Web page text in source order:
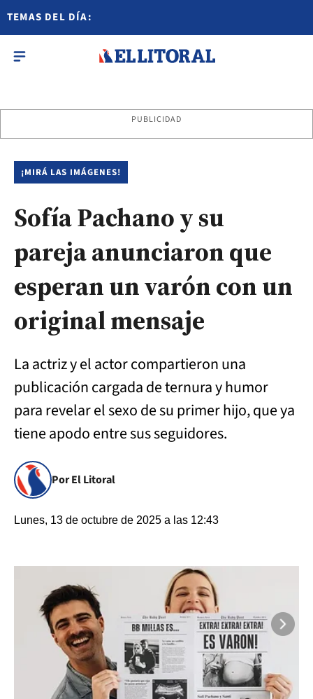
TEMAS DEL DÍA:
PUBLICIDAD
¡MIRÁ LAS IMÁGENES!
Sofía Pachano y su
pareja anunciaron que
esperan un varón con un
original mensaje
La actriz y el actor compartieron una
publicación cargada de ternura y humor
para revelar el sexo de su primer hijo, que ya
tiene apodo entre sus seguidores.
Por El Litoral
Lunes, 13 de octubre de 2025 a las 12:43